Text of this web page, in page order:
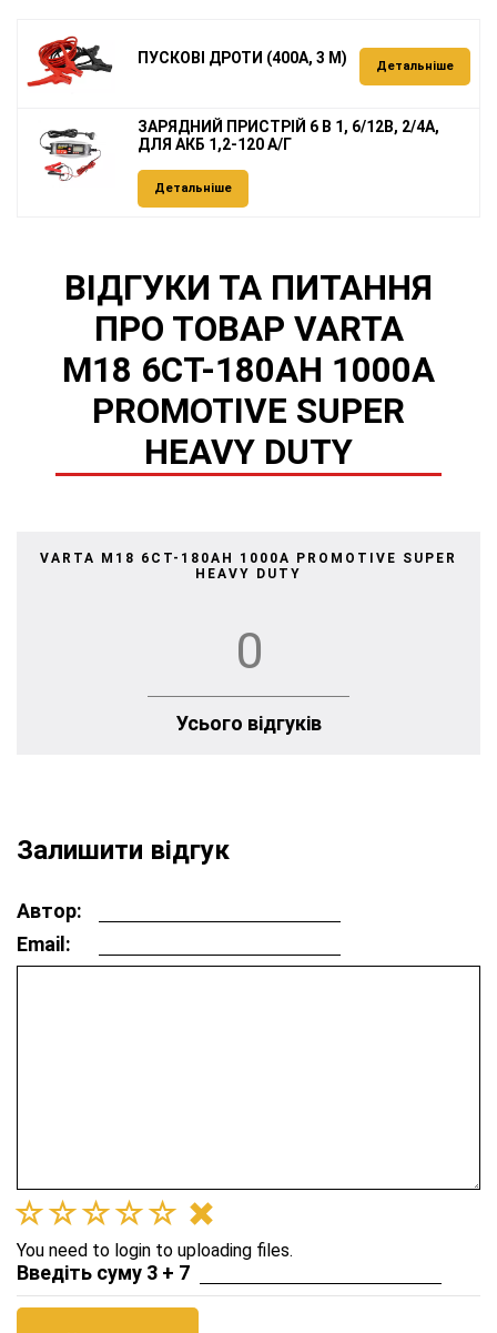
ПУСКОВІ ДРОТИ (400А, 3 М) Детальніше
ЗАРЯДНИЙ ПРИСТРІЙ 6 В 1, 6/12В, 2/4А,
ДЛЯ АКБ 1,2-120 А/Г
Детальніше
ВІДГУКИ ТА ПИТАННЯ
ПРО ТОВАР VARTA
M18 6СТ-180AH 1000A
PROMOTIVE SUPER
HEAVY DUTY
VARTA M18 6СТ-180AH 1000A PROMOTIVE SUPER
HEAVY DUTY
0
Усього відгуків
Залишити відгук
Автор:
Email:
You need to login to uploading files.
Введіть суму 3 + 7